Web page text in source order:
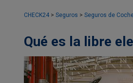
CHECK24 > Seguros > Seguros de
Qué es la libre